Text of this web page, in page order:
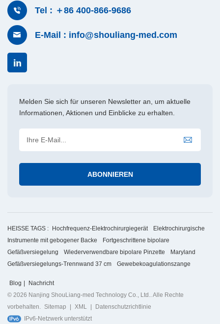
Tel : ＋86 400-866-9686
E-Mail : info@shouliang-med.com
Melden Sie sich für unseren Newsletter an, um aktuelle
Informationen, Aktionen und Einblicke zu erhalten.
HEISSE TAGS : Hochfrequenz-Elektrochirurgiegerät
Elektrochirurgische
Instrumente mit gebogener Backe
Fortgeschrittene bipolare
Gefäßversiegelung
Wiederverwendbare bipolare Pinzette
Maryland
Gefäßversiegelungs-Trennwand 37 cm
Gewebekoagulationszange
Blog |
Nachricht
© 2026 Nanjing ShouLiang-med Technology Co., Ltd.. Alle Rechte
vorbehalten.
Sitemap | XML |
Datenschutzrichtlinie
IPv6-Netzwerk unterstützt